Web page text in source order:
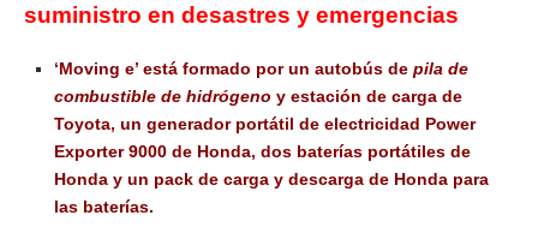
suministro en desastres y emergencias
‘Moving e’ está formado por un autobús de pila de
combustible de hidrógeno y estación de carga de
Toyota, un generador portátil de electricidad Power
Exporter 9000 de Honda, dos baterías portátiles de
Honda y un pack de carga y descarga de Honda para
las baterías.